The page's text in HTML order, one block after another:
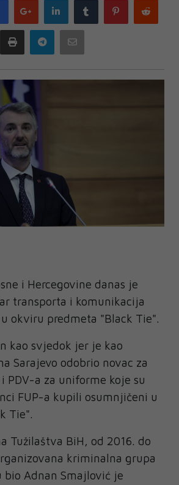
Google
plus
LinkedIn Tumblr Pinterest
Print Telegram
i Hercegovine danas je
transporta i komunikacija
okviru predmeta "Black Tie".
kao svjedok jer je kao
Sarajevo odobrio novac za
PDV-a za uniforme koje su
FUP-a kupili osumnjičeni u
Tie".
Tužilaštva BiH, od 2016. do
kriminalna grupa
bio Adnan Smajlović je